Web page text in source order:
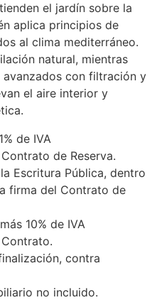
el jardín sobre la
aplica principios de
al clima mediterráneo.
natural, mientras
avanzados con filtración y
el aire interior y
de IVA
de Reserva.
Escritura Pública, dentro
firma del Contrato de
10% de IVA
contra
no incluido.